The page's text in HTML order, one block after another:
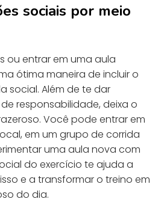
sociais por meio
ou entrar em uma aula
ótima maneira de incluir o
social. Além de te dar
responsabilidade, deixa o
Você pode entrar em
em um grupo de corrida
uma aula nova com
do exercício te ajuda a
e a transformar o treino em
do dia.